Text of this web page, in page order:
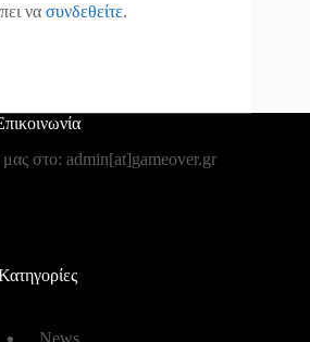
να συνδεθείτε.
μας στο: admin[at]gameover.gr
News